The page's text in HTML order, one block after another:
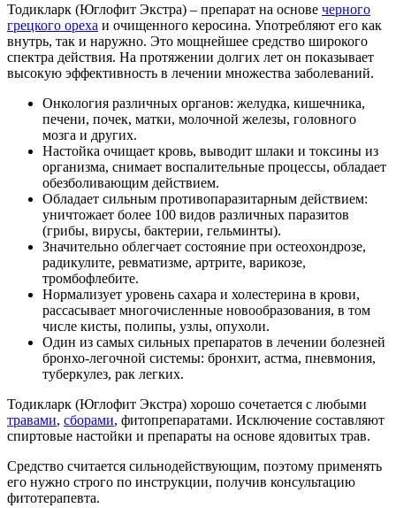
Тодикларк (Юглофит Экстра) – препарат на основе черного
грецкого ореха и очищенного керосина. Употребляют его как
внутрь, так и наружно. Это мощнейшее средство широкого
спектра действия. На протяжении долгих лет он показывает
высокую эффективность в лечении множества заболеваний.
Онкология различных органов: желудка, кишечника,
печени, почек, матки, молочной железы, головного
мозга и других.
Настойка очищает кровь, выводит шлаки и токсины из
организма, снимает воспалительные процессы, обладает
обезболивающим действием.
Обладает сильным противопаразитарным действием:
уничтожает более 100 видов различных паразитов
(грибы, вирусы, бактерии, гельминты).
Значительно облегчает состояние при остеохондрозе,
радикулите, ревматизме, артрите, варикозе,
тромбофлебите.
Нормализует уровень сахара и холестерина в крови,
рассасывает многочисленные новообразования, в том
числе кисты, полипы, узлы, опухоли.
Один из самых сильных препаратов в лечении болезней
бронхо-легочной системы: бронхит, астма, пневмония,
туберкулез, рак легких.
Тодикларк (Юглофит Экстра) хорошо сочетается с любыми
травами, сборами, фитопрепаратами. Исключение составляют
спиртовые настойки и препараты на основе ядовитых трав.
Средство считается сильнодействующим, поэтому применять
его нужно строго по инструкции, получив консультацию
фитотерапевта.